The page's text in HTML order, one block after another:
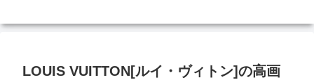
LOUIS VUITTON[ルイ・ヴィトン]の高画